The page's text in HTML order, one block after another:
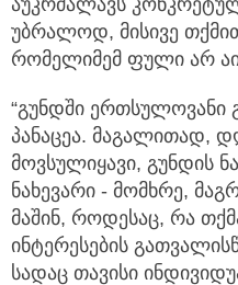
უბრალოდ, მისივე
რომელიმემ ფული არ
“გუნდში ერთსულოვანი
პანაცეა. მაგალითად,
მოვსულიყავი, გუნდის
ნახევარი - მომხრე,
მაშინ, როდესაც, რა
ინტერესების
სადაც თავისი